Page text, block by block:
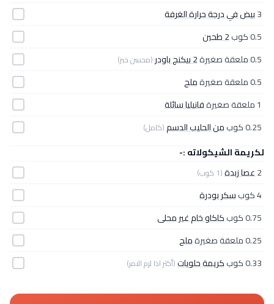
3بيض في درجة حرارة الغرفة
0.5 كوب
2 طحين
0.5 ملعقة صغيرة
2 بيكنج باودر (محسن خبز)
0.5 ملعقة صغيرة
ملح
1 ملعقة صغيرة
فانيليا سائلة
0.25 كوب
من الحليب الدسم(كامل)
لكريمة الشيكولاته :-
2عصا زبدة(1 كوب)
4 كوب
سكر بودرة
0.75 كوب
كاكاو خام غير محلى
0.25 ملعقة صغيرة
ملح
0.33 كوب
كريمة حلويات(أكثر اذا لزم الامر)